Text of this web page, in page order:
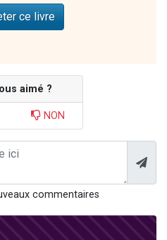
ce livre
aimé ?
NON
commentaires